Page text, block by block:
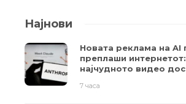
Најнови
Новата реклама на AI
преплаши
најчудното видео
7 часа